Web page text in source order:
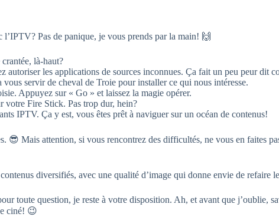
l’IPTV? Pas de panique, je vous prends par la main! 🙌
là-haut?
les applications de sources inconnues. Ça fait un peu peur dit
vous servir de cheval de Troie pour installer ce qui nous intéresse.
Appuyez sur « Go » et laissez la magie opérer.
votre Fire Stick. Pas trop dur, hein?
IPTV. Ça y est, vous êtes prêt à naviguer sur un océan de contenus!
😎 Mais attention, si vous rencontrez des difficultés, ne vous en faites
diversifiés, avec une qualité d’image qui donne envie de refaire
toute question, je reste à votre disposition. Ah, et avant que j’oublie,
ciné! 😉